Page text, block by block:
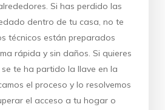
Si has perdido las
dentro de tu casa, no te
técnicos están preparados
rápida y sin daños. Si quieres
te ha partido la llave en la
el proceso y lo resolvemos
el acceso a tu hogar o